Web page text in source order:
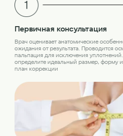
Первичная консультация
Врач оценивает анатомические
ожидания от результата. Проводится
пальпация для исключения
определите идеальный размер, форму
план коррекции